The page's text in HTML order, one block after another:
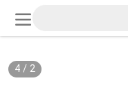
2
/
4